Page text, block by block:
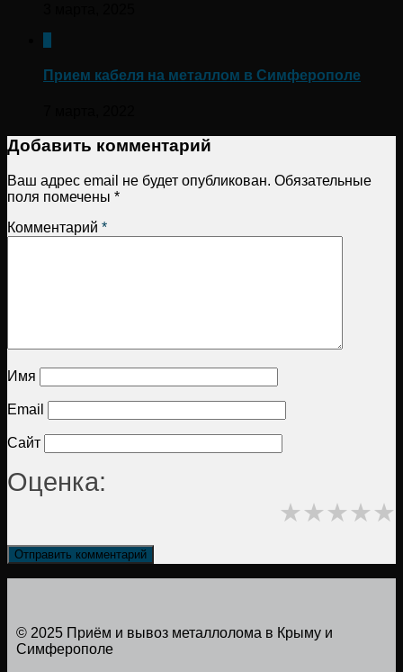
Прием кабеля на металлом в Симферополе
Добавить комментарий
Ваш адрес email не будет опубликован. Обязательные
поля помечены *
Комментарий *
Имя
Email
Сайт
Оценка:
★
★
★
★
★
© 2025 Приём и вывоз металлолома в Крыму и
Симферополе